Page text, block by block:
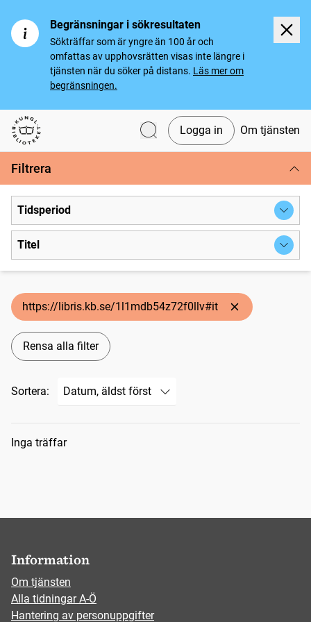
Begränsningar i sökresultaten
Sökträffar som är yngre än 100 år och
omfattas av upphovsrätten visas inte längre i
tjänsten när du söker på distans. Läs mer om
begränsningen.
Svenska tidningar
Logga in Om tjänsten
Filtrera
Tidsperiod
Titel
https://libris.kb.se/1l1mdb54z72f0llv#it
Rensa alla filter
Sortera:
Sökresultat
Inga träffar
Information
Om tjänsten
Alla tidningar A-Ö
Hantering av personuppgifter